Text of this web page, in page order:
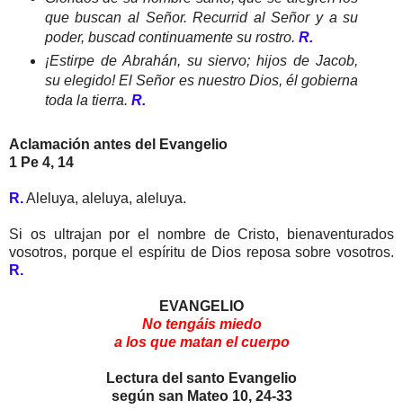
que buscan al Señor. Recurrid al Señor y a su
poder, buscad continuamente su rostro. R.
¡Estirpe de Abrahán, su siervo; hijos de Jacob,
su elegido! El Señor es nuestro Dios, él gobierna
toda la tierra. R.
Aclamación antes del Evangelio
1 Pe 4, 14
R.Aleluya, aleluya, aleluya.
Si os ultrajan por el nombre de Cristo, bienaventurados
vosotros, porque el espíritu de Dios reposa sobre vosotros.
R.
EVANGELIO
No tengáis miedo
a los que matan el cuerpo
Lectura del santo Evangelio
según san Mateo 10, 24-33